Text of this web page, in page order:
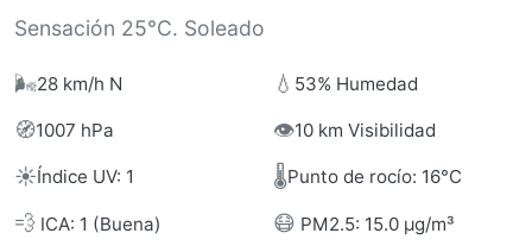
Sensación 25°C. Soleado
🌬️28 km/h N 💧 53% Humedad
🧭1007 hPa 👁️10 km Visibilidad
☀️Índice UV: 1 🌡️Punto de rocío: 16°C
💨 ICA: 1 (Buena) 😷 PM2.5: 15.0 µg/m³